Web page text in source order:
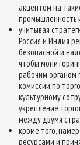
акцентом на
промышленность
учитывая
Россия и Индия
безопасной и
чтобы
рабочим органом
комиссии по
культурному
укрепление
между двумя
кроме того,
ресурсами и